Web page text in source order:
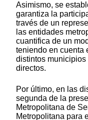
Asimismo, se
garantiza la
través de un
las entidades
cuantifica de un
teniendo en cuenta
distintos
directos.
Por último, en las
segunda de la
Metropolitana de
Metropolitana para